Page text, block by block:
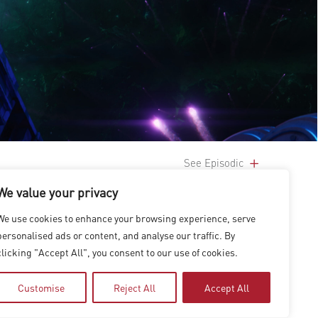
value your privacy
use cookies to enhance your browsing experience, serve
ads or content, and analyse our traffic. By
"Accept All", you consent to our use of cookies.
Customise Reject All Accept All
See Episodic
| |